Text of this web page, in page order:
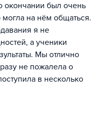
окончании был очень
на нём общаться.
я не
а ученики
Мы отлично
не пожалела о
в несколько